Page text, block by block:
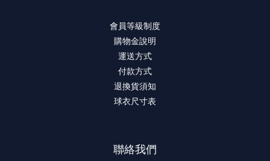
會員等級制度
購物金說明
運送方式
付款方式
退換貨須知
球衣尺寸表
聯絡我們